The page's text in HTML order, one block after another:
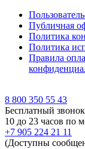
Публичная
Политика
Политика
Правила
8 800 350 55 43
Бесплатный
10 до 23 часов по
+7 905 224 21 11
(Доступны